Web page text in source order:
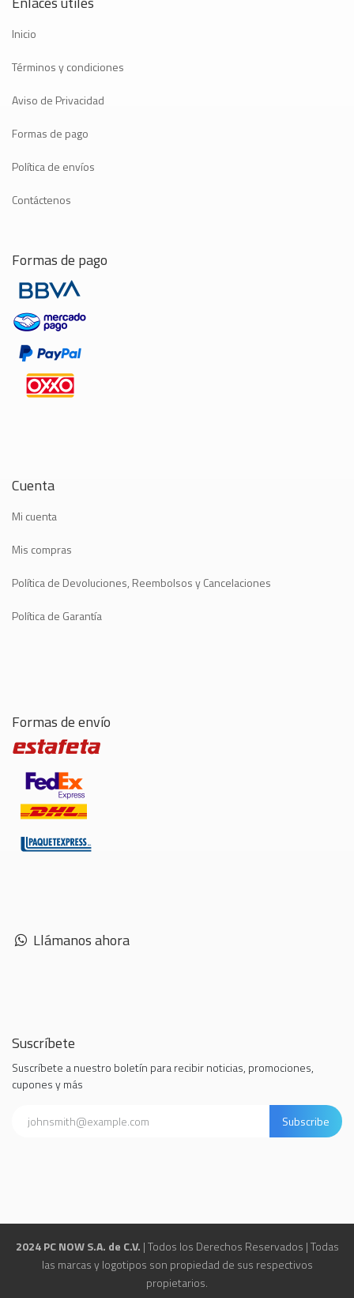
Inicio
Términos y condiciones
Aviso de Privacidad
Formas de pago
Política de envíos
Contáctenos
Formas de pago
Cuenta
Mi cuenta
Mis compras
Política de Devoluciones, Reembolsos y Cancelaciones
Política de Garantía
Formas de envío
Llámanos ahora
Suscríbete
Suscríbete a nuestro boletín para recibir noticias, promociones,
cupones y más
Subscribe
2024 PC NOW S.A. de C.V. | Todos los Derechos Reservados | Todas
las marcas y logotipos son propiedad de sus respectivos
propietarios.